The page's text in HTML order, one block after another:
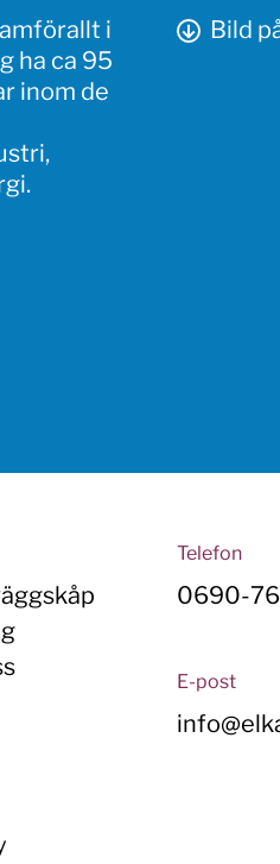
i
ha ca 95
inom de
Bild
Telefon
0690-
E-post